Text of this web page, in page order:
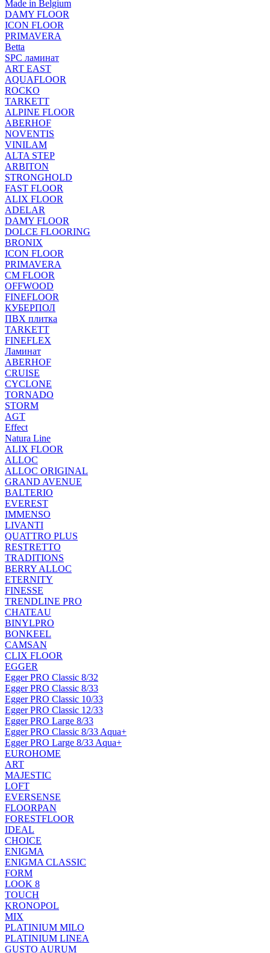
Made in Belgium
DAMY FLOOR
ICON FLOOR
PRIMAVERA
Betta
SPC ламинат
ART EAST
AQUAFLOOR
ROCKO
TARKETT
ALPINE FLOOR
ABERHOF
NOVENTIS
VINILAM
ALTA STEP
ARBITON
STRONGHOLD
FAST FLOOR
ALIX FLOOR
ADELAR
DAMY FLOOR
DOLCE FLOORING
BRONIX
ICON FLOOR
PRIMAVERA
CM FLOOR
OFFWOOD
FINEFLOOR
КУБЕРПОЛ
ПВХ плитка
TARKETT
FINEFLEX
Ламинат
ABERHOF
CRUISE
CYCLONE
TORNADO
STORM
AGT
Effect
Natura Line
ALIX FLOOR
ALLOC
ALLOC ORIGINAL
GRAND AVENUE
BALTERIO
EVEREST
IMMENSO
LIVANTI
QUATTRO PLUS
RESTRETTO
TRADITIONS
BERRY ALLOC
ETERNITY
FINESSE
TRENDLINE PRO
CHATEAU
BINYLPRO
BONKEEL
CAMSAN
CLIX FLOOR
EGGER
Egger PRO Classic 8/32
Egger PRO Classic 8/33
Egger PRO Classic 10/33
Egger PRO Classic 12/33
Egger PRO Large 8/33
Egger PRO Classic 8/33 Aqua+
Egger PRO Large 8/33 Aqua+
EUROHOME
ART
MAJESTIC
LOFT
EVERSENSE
FLOORPAN
FORESTFLOOR
IDEAL
CHOICE
ENIGMA
ENIGMA CLASSIC
FORM
LOOK 8
TOUCH
KRONOPOL
MIX
PLATINIUM MILO
PLATINIUM LINEA
GUSTO AURUM